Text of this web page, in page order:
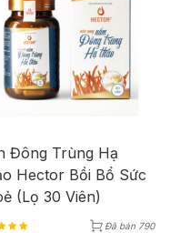
Đông Trùng Hạ
Hector Bồi Bổ Sức
(Lọ 30 Viên)
Đã bán 790